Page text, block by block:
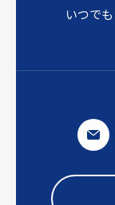
いつで